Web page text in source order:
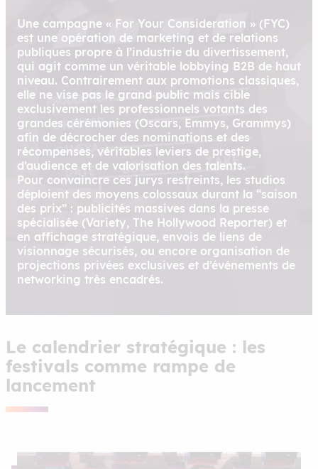
Une campagne « For Your Consideration » (FYC)
est une opération de marketing et de relations
publiques propre à l’industrie du divertissement,
qui agit comme un véritable lobbying B2B de haut
niveau. Contrairement aux promotions classiques,
elle ne vise pas le grand public mais cible
exclusivement les professionnels votants des
grandes cérémonies (Oscars, Emmys, Grammys)
afin de décrocher des nominations et des
récompenses, véritables leviers de prestige,
d’audience et de valorisation des talents.
Pour convaincre ces jurys restreints, les studios
déploient des moyens colossaux durant la “saison
des prix” : publicités massives dans la presse
spécialisée (Variety, The Hollywood Reporter) et
en affichage stratégique, envois de liens de
visionnage sécurisés, ou encore organisation de
projections privées exclusives et d’événements de
networking très encadrés.
Le calendrier stratégique : les
festivals comme rampe de
lancement